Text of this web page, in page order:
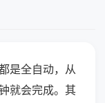
是全自动，从
就会完成。其